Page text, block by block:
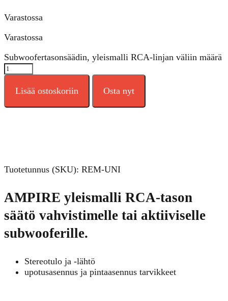
Varastossa
Varastossa
Subwoofertasonsäädin, yleismalli RCA-linjan väliin määrä
Lisää ostoskoriin Osta nyt
Tuotetunnus (SKU): REM-UNI
AMPIRE yleismalli RCA-tason
säätö vahvistimelle tai aktiiviselle
subwooferille.
Stereotulo ja -lähtö
upotusasennus ja pintaasennus tarvikkeet